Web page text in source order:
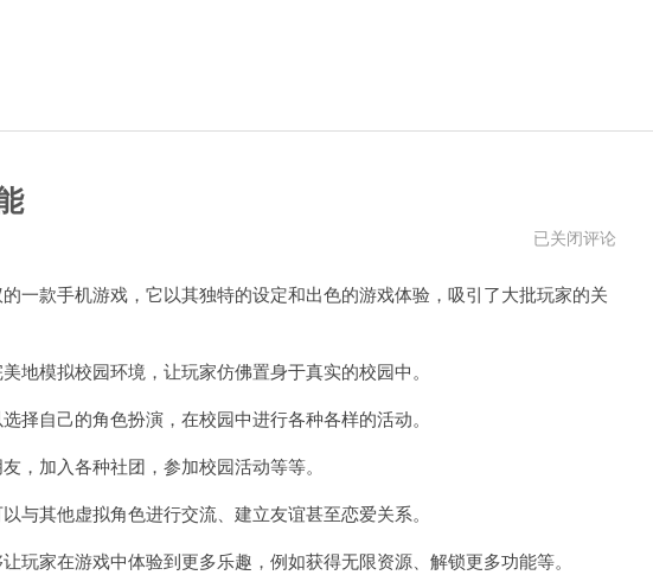
樱
园
已关闭评论
款手机游戏，它以其独特的设定和出色的游戏体验，吸引了大批玩家的关
模拟校园环境，让玩家仿佛置身于真实的校园中。
自己的角色扮演，在校园中进行各种各样的活动。
加入各种社团，参加校园活动等等。
其他虚拟角色进行交流、建立友谊甚至恋爱关系。
家在游戏中体验到更多乐趣，例如获得无限资源、解锁更多功能等。